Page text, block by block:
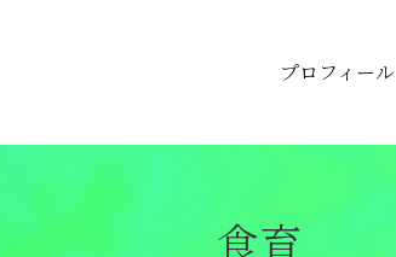
プロフィール
食育